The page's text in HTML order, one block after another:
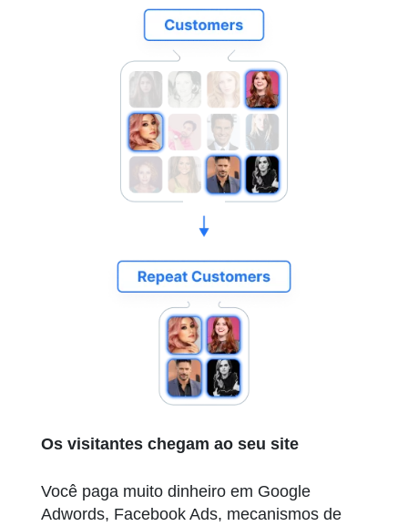
Os visitantes chegam ao seu site
Você paga muito dinheiro em Google
Adwords, Facebook Ads, mecanismos de